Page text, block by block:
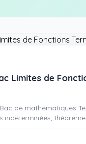
Limites de
de mathématiques
indéterminées,